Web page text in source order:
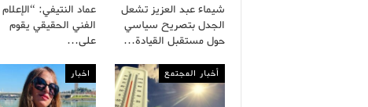
شيماء عبد العزيز تشعل
الجدل بتصريح سياسي
حول مستقبل القيادة…
عماد النتيفي: “الإعلام
الفني الحقيقي يقوم
على…
أخبار المجتمع اخبار